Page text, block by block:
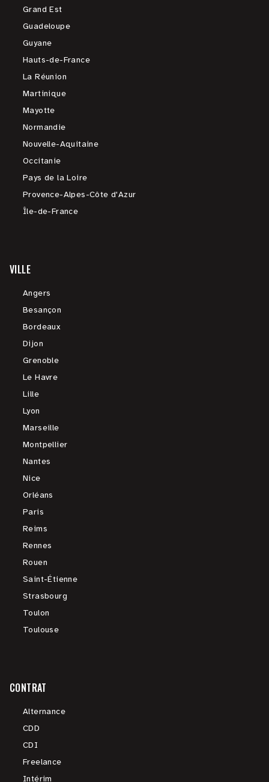
Grand Est
Guadeloupe
Guyane
Hauts-de-France
La Réunion
Martinique
Mayotte
Normandie
Nouvelle-Aquitaine
Occitanie
Pays de la Loire
Provence-Alpes-Côte d'Azur
Île-de-France
VILLE
Angers
Besançon
Bordeaux
Dijon
Grenoble
Le Havre
Lille
Lyon
Marseille
Montpellier
Nantes
Nice
Orléans
Paris
Reims
Rennes
Rouen
Saint-Étienne
Strasbourg
Toulon
Toulouse
CONTRAT
Alternance
CDD
CDI
Freelance
Intérim